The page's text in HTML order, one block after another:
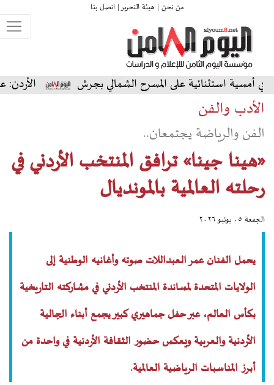
من نحن | هيئة التحرير |اتصل بنا
على المسرح الشمالي بجرش الأردن: عبادي
الأدب والفن
الفن والرياضة يجتمعان..
«هينا جينا» ترافق المنتخب الأردني في
رحلته العالمية بالمونديال
الجمعة ٠٥ يونيو ٢٠٢٦
يحمل الفنان عمر العبداللات صوته وأغانيه الوطنية إلى
الولايات المتحدة لمساندة المنتخب الأردني في مشاركته التاريخية
بكأس العالم، عبر حفل جماهيري كبير يجمع أبناء الجالية
الأردنية والعربية ويعكس حضور الثقافة الأردنية في واحدة من
أبرز المناسبات الرياضية العالمية.